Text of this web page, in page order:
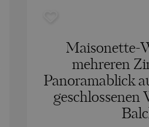
Maisonette-
mehreren
Panoramablick
geschlossenen